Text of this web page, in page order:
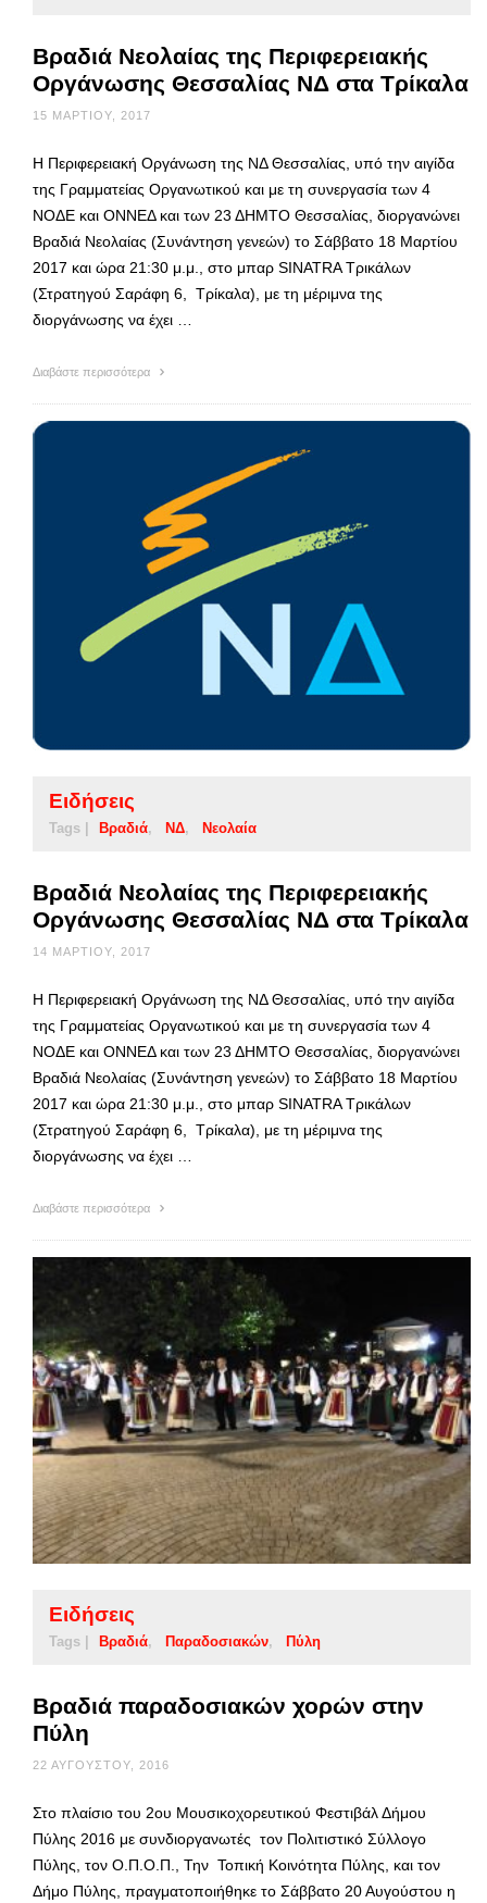
Βραδιά Νεολαίας της Περιφερειακής
Οργάνωσης Θεσσαλίας ΝΔ στα Τρίκαλα
15 ΜΑΡΤΊΟΥ, 2017
Η Περιφερειακή Οργάνωση της ΝΔ Θεσσαλίας, υπό την αιγίδα
της Γραμματείας Οργανωτικού και με τη συνεργασία των 4
ΝΟΔΕ και ΟΝΝΕΔ και των 23 ΔΗΜΤΟ Θεσσαλίας, διοργανώνει
Βραδιά Νεολαίας (Συνάντηση γενεών) το Σάββατο 18 Μαρτίου
2017 και ώρα 21:30 μ.μ., στο μπαρ SINATRA Τρικάλων
(Στρατηγού Σαράφη 6, Τρίκαλα), με τη μέριμνα της
διοργάνωσης να έχει …
Διαβάστε περισσότερα
Ειδήσεις
Tags | Βραδιά ΝΔ Νεολαία
Βραδιά Νεολαίας της Περιφερειακής
Οργάνωσης Θεσσαλίας ΝΔ στα Τρίκαλα
14 ΜΑΡΤΊΟΥ, 2017
Η Περιφερειακή Οργάνωση της ΝΔ Θεσσαλίας, υπό την αιγίδα
της Γραμματείας Οργανωτικού και με τη συνεργασία των 4
ΝΟΔΕ και ΟΝΝΕΔ και των 23 ΔΗΜΤΟ Θεσσαλίας, διοργανώνει
Βραδιά Νεολαίας (Συνάντηση γενεών) το Σάββατο 18 Μαρτίου
2017 και ώρα 21:30 μ.μ., στο μπαρ SINATRA Τρικάλων
(Στρατηγού Σαράφη 6, Τρίκαλα), με τη μέριμνα της
διοργάνωσης να έχει …
Διαβάστε περισσότερα
Ειδήσεις
Tags | Βραδιά Παραδοσιακών Πύλη
Βραδιά παραδοσιακών χορών στην
Πύλη
22 ΑΥΓΟΎΣΤΟΥ, 2016
Στο πλαίσιο του 2ου Μουσικοχορευτικού Φεστιβάλ Δήμου
Πύλης 2016 με συνδιοργανωτές τον Πολιτιστικό Σύλλογο
Πύλης, τον Ο.Π.Ο.Π., Την Τοπική Κοινότητα Πύλης, και τον
Δήμο Πύλης, πραγματοποιήθηκε το Σάββατο 20 Αυγούστου η